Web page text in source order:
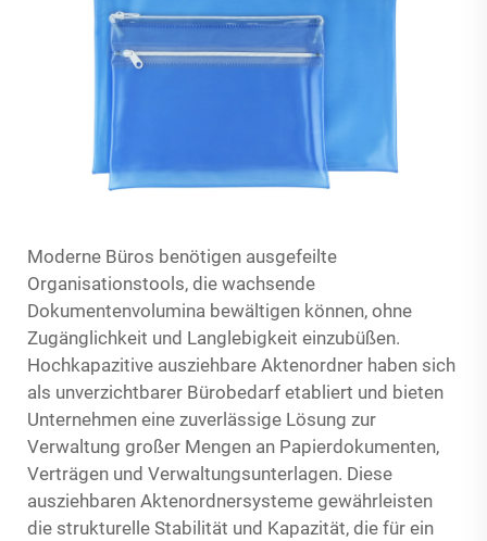
Moderne Büros benötigen ausgefeilte
Organisationstools, die wachsende
Dokumentenvolumina bewältigen können, ohne
Zugänglichkeit und Langlebigkeit einzubüßen.
Hochkapazitive ausziehbare Aktenordner haben sich
als unverzichtbarer Bürobedarf etabliert und bieten
Unternehmen eine zuverlässige Lösung zur
Verwaltung großer Mengen an Papierdokumenten,
Verträgen und Verwaltungsunterlagen. Diese
ausziehbaren Aktenordnersysteme gewährleisten
die strukturelle Stabilität und Kapazität, die für ein